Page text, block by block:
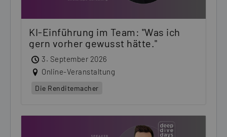
KI-Einführung im Team: "Was ich
gern vorher gewusst hätte."
3. September 2026
Online-Veranstaltung
Die Renditemacher